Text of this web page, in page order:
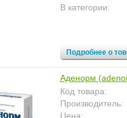
В категории:
Подробнее о
Аденорм
Код товара:
Производитель:
Цена: